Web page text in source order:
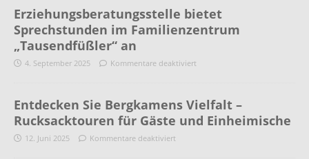
Erziehungsberatungsstelle bietet
Sprechstunden im Familienzentrum
„Tausendfüßler“ an
4. September 2025 Kommentare deaktiviert
Entdecken Sie Bergkamens Vielfalt –
Rucksacktouren für Gäste und Einheimische
12. Juni 2025 Kommentare deaktiviert